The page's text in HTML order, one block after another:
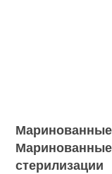
Маринованные
Маринованные
стерилизации